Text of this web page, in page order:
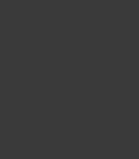
بعيدًا عن أي
مع ضمانات
الاضطهاد
الأساسية